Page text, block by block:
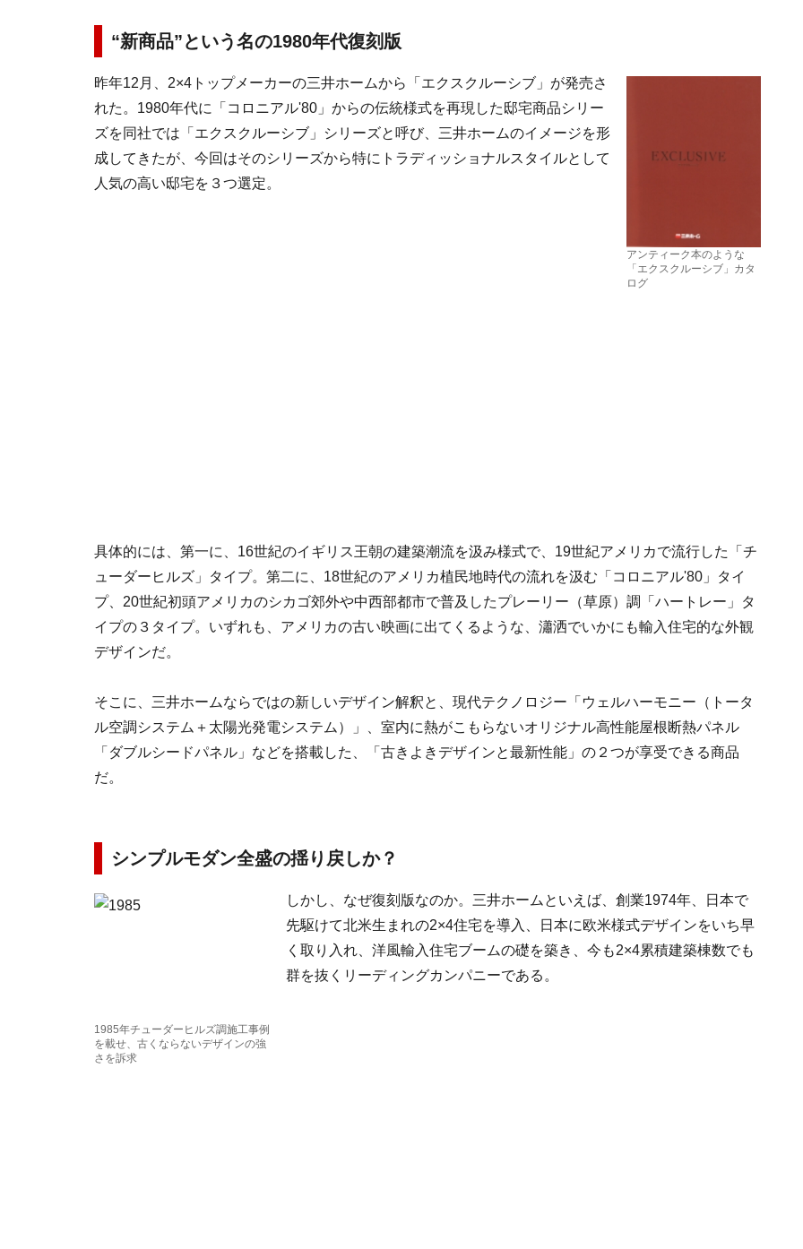
“新商品”という名の1980年代復刻版
アンティーク本のような
「エクスクルーシブ」カタ
ログ
昨年12月、2×4トップメーカーの三井ホームから「エクスクルーシブ」が発売さ
れた。1980年代に「コロニアル'80」からの伝統様式を再現した邸宅商品シリー
ズを同社では「エクスクルーシブ」シリーズと呼び、三井ホームのイメージを形
成してきたが、今回はそのシリーズから特にトラディッショナルスタイルとして
人気の高い邸宅を３つ選定。
具体的には、第一に、16世紀のイギリス王朝の建築潮流を汲み様式で、19世紀アメリカで流行した「チ
ューダーヒルズ」タイプ。第二に、18世紀のアメリカ植民地時代の流れを汲む「コロニアル'80」タイ
プ、20世紀初頭アメリカのシカゴ郊外や中西部都市で普及したプレーリー（草原）調「ハートレー」タ
イプの３タイプ。いずれも、アメリカの古い映画に出てくるような、瀟洒でいかにも輸入住宅的な外観
デザインだ。
そこに、三井ホームならではの新しいデザイン解釈と、現代テクノロジー「ウェルハーモニー（トータ
ル空調システム＋太陽光発電システム）」、室内に熱がこもらないオリジナル高性能屋根断熱パネル
「ダブルシードパネル」などを搭載した、「古きよきデザインと最新性能」の２つが享受できる商品
だ。
シンプルモダン全盛の揺り戻しか？
1985年チューダーヒルズ調施工事例
を載せ、古くならないデザインの強
さを訴求
しかし、なぜ復刻版なのか。三井ホームといえば、創業1974年、日本で
先駆けて北米生まれの2×4住宅を導入、日本に欧米様式デザインをいち早
く取り入れ、洋風輸入住宅ブームの礎を築き、今も2×4累積建築棟数でも
群を抜くリーディングカンパニーである。